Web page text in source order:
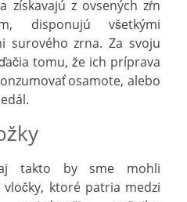
získavajú z ovsených zŕn
disponujú všetkými
surového zrna. Za svoju
tomu, že ich príprava
osamote, alebo
aj takto by sme mohli
vločky, ktoré patria medzi